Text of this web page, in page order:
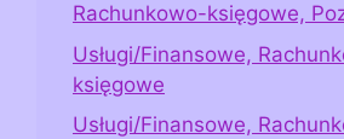
Rachunkowo-księgowe,
Usługi/Finansowe,
księgowe
Usługi/Finansowe,